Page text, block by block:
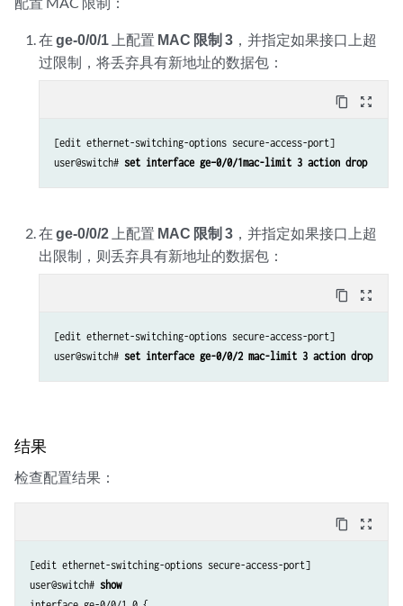
在ge-0/0/1 上配置 MAC 限制 3 ，并指定如果接口上超
过限制，将丢弃具有新地址的数据包：
content_copy zoom_out_map
[edit ethernet-switching-options secure-access-port]
user@switch# set interface ge–0/0/1mac-limit 3 action drop
在ge-0/0/2 上配置 MAC 限制 3 ，并指定如果接口上超
出限制，则丢弃具有新地址的数据包：
content_copy zoom_out_map
[edit ethernet-switching-options secure-access-port]
user@switch# set interface ge-0/0/2 mac-limit 3 action drop
结果
检查配置结果：
content_copy zoom_out_map
[edit ethernet-switching-options secure-access-port]
user@switch# show